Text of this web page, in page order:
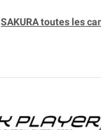
SAKURA toutes les